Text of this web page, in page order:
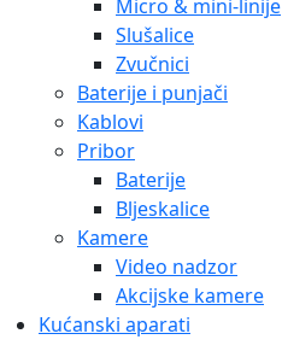
Micro & mini-linije
Slušalice
Zvučnici
Baterije i punjači
Kablovi
Pribor
Baterije
Bljeskalice
Kamere
Video nadzor
Akcijske kamere
Kućanski aparati